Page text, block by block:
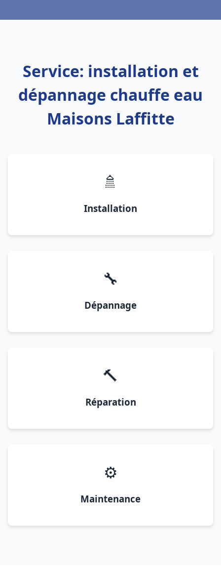
Service: installation et
dépannage chauffe eau
Maisons Laffitte
🚿
Installation
🔧
Dépannage
🔨
Réparation
⚙️
Maintenance